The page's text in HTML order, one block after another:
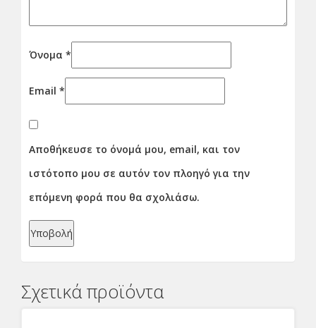
Όνομα *
Email *
Αποθήκευσε το όνομά μου, email, και τον
ιστότοπο μου σε αυτόν τον πλοηγό για την
επόμενη φορά που θα σχολιάσω.
Σχετικά προϊόντα